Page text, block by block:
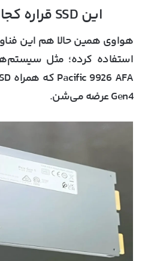
این SSD قراره کجا استفاده بشه؟
هواوی همین حالا هم این
Gen4 عرضه می‌شن.